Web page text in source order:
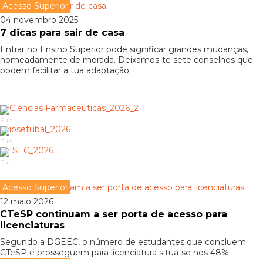
Acesso Superior
04 novembro 2025
7 dicas para sair de casa
Entrar no Ensino Superior pode significar grandes mudanças,
nomeadamente de morada. Deixamos-te sete conselhos que
podem facilitar a tua adaptação.
Pub
Pub
Pub
Acesso Superior
12 maio 2026
CTeSP continuam a ser porta de acesso para
licenciaturas
Segundo a DGEEC, o número de estudantes que concluem
CTeSP e prosseguem para licenciatura situa-se nos 48%.